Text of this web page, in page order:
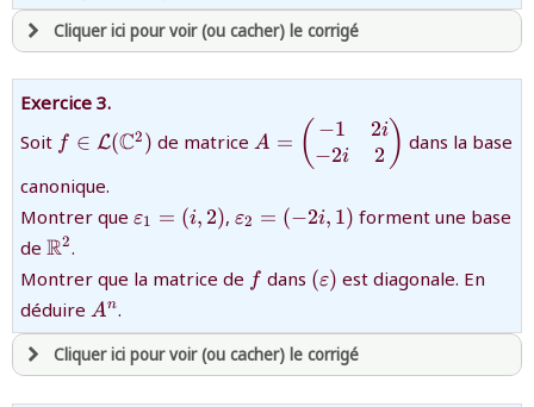
Cliquer ici pour voir (ou cacher) le corrigé
avoir une souscription active sur mathprepa
revenir à
ou tester la page d'extraits libres
ou consulter
Exercice 3.
Soit {f\in\mathcal{L}
(\mathbb{C}^2)}
f ∈ L(C2 ) de matrice
{A=\begin{pmatrix}-
2i&2\end{pmatrix}}
A = ( −1
−2i
2i
2 ) dans la base
canonique.
Montrer que {\varepsilon_1=
ε1 = (i, 2),{\varepsilon_2=
(-2i,1)}
ε2 = (−2i, 1) forment une base
de {\mathbb{R}^2}
R2.
Montrer que la matrice de {f}
f dans {(\varepsilon)}
(ε) est diagonale. En
déduire {A^n}
An.
Cliquer ici pour voir (ou cacher) le corrigé